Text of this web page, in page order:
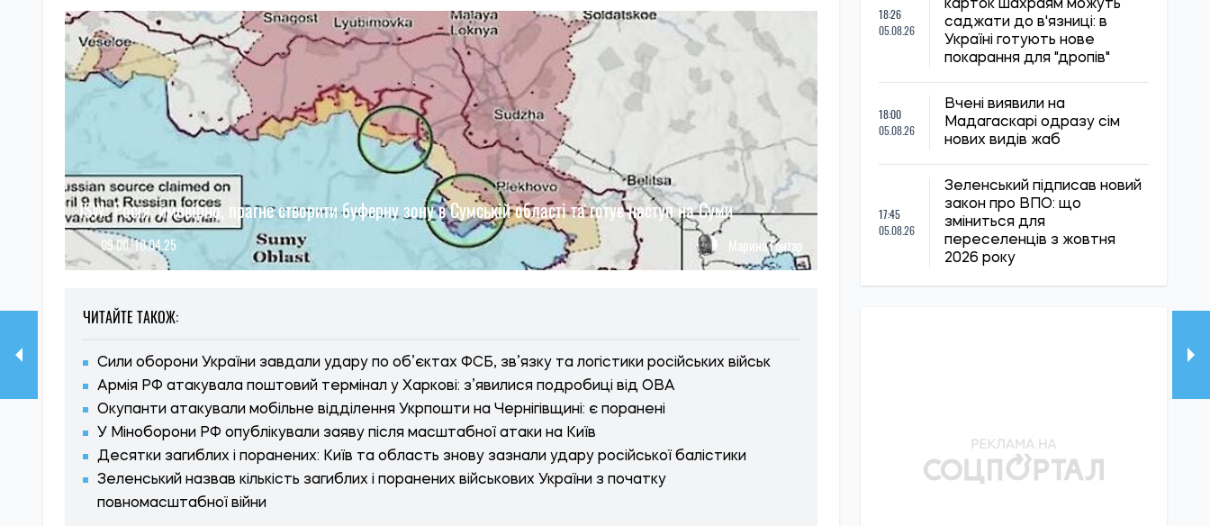
ISW: Росія, ймовірно, прагне створити буферну зону в Сумській області та готує наступ на Суми
09:00, 10.04.25 Марина Гонтар
ЧИТАЙТЕ ТАКОЖ:
Сили оборони України завдали удару по об’єктах ФСБ, зв’язку та логістики російських військ
Армія РФ атакувала поштовий термінал у Харкові: з’явилися подробиці від ОВА
Окупанти атакували мобільне відділення Укрпошти на Чернігівщині: є поранені
У Міноборони РФ опублікували заяву після масштабної атаки на Київ
Десятки загиблих і поранених: Київ та область знову зазнали удару російської балістики
Зеленський назвав кількість загиблих і поранених військових України з початку
повномасштабної війни
18:26
05.08.26
карток шахраям можуть
саджати до в'язниці: в
Україні готують нове
покарання для "дропів"
18:00
05.08.26
Вчені виявили на
Мадагаскарі одразу сім
нових видів жаб
17:45
05.08.26
Зеленський підписав новий
закон про ВПО: що
зміниться для
переселенців з жовтня
2026 року